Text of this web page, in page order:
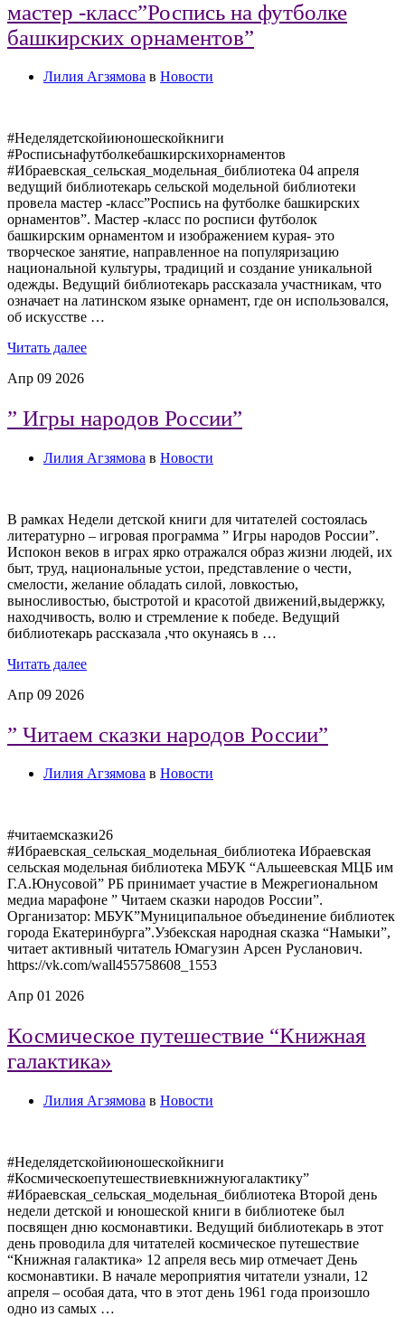
мастер -класс”Роспись на футболке
башкирских орнаментов”
Лилия Агзямова в Новости
#Неделядетскойиюношескойкниги
#Росписьнафутболкебашкирскихорнаментов
#Ибраевская_сельская_модельная_библиотека 04 апреля
ведущий библиотекарь сельской модельной библиотеки
провела мастер -класс”Роспись на футболке башкирских
орнаментов”. Мастер -класс по росписи футболок
башкирским орнаментом и изображением курая- это
творческое занятие, направленное на популяризацию
национальной культуры, традиций и создание уникальной
одежды. Ведущий библиотекарь рассказала участникам, что
означает на латинском языке орнамент, где он использовался,
об искусстве …
Читать далее
Апр 09 2026
” Игры народов России”
Лилия Агзямова в Новости
В рамках Недели детской книги для читателей состоялась
литературно – игровая программа ” Игры народов России”.
Испокон веков в играх ярко отражался образ жизни людей, их
быт, труд, национальные устои, представление о чести,
смелости, желание обладать силой, ловкостью,
выносливостью, быстротой и красотой движений,выдержку,
находчивость, волю и стремление к победе. Ведущий
библиотекарь рассказала ,что окунаясь в …
Читать далее
Апр 09 2026
” Читаем сказки народов России”
Лилия Агзямова в Новости
#читаемсказки26
#Ибраевская_сельская_модельная_библиотека Ибраевская
сельская модельная библиотека МБУК “Альшеевская МЦБ им
Г.А.Юнусовой” РБ принимает участие в Межрегиональном
медиа марафоне ” Читаем сказки народов России”.
Организатор: МБУК”Муниципальное объединение библиотек
города Екатеринбурга”.Узбекская народная сказка “Намыки”,
читает активный читатель Юмагузин Арсен Русланович.
https://vk.com/wall455758608_1553
Апр 01 2026
Космическое путешествие “Книжная
галактика»
Лилия Агзямова в Новости
#Неделядетскойиюношескойкниги
#Космическоепутешествиевкнижнуюгалактику”
#Ибраевская_сельская_модельная_библиотека Второй день
недели детской и юношеской книги в библиотеке был
посвящен дню космонавтики. Ведущий библиотекарь в этот
день проводила для читателей космическое путешествие
“Книжная галактика» 12 апреля весь мир отмечает День
космонавтики. В начале мероприятия читатели узнали, 12
апреля – особая дата, что в этот день 1961 года произошло
одно из самых …